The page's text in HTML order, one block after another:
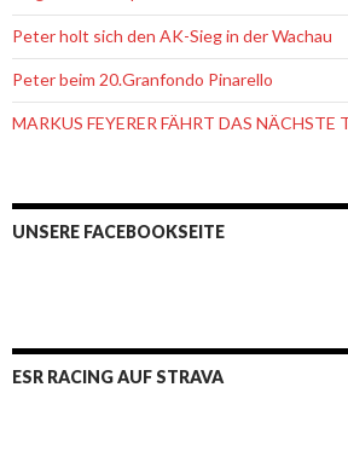
Peter holt sich den AK-Sieg in der Wachau
Peter beim 20.Granfondo Pinarello
MARKUS FEYERER FÄHRT DAS NÄCHSTE
UNSERE FACEBOOKSEITE
ESR RACING AUF STRAVA